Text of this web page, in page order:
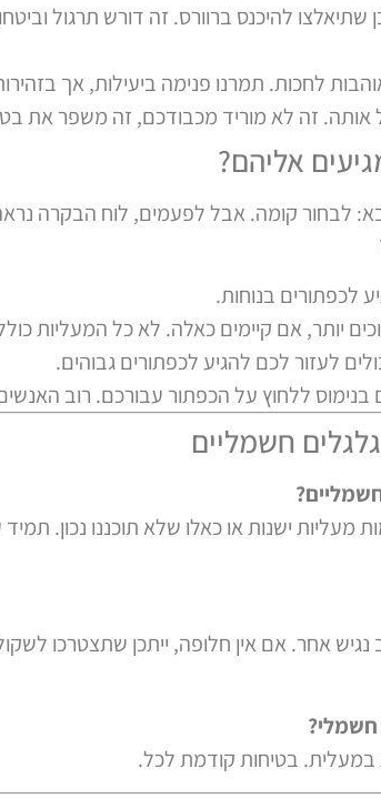
להיכנס ברוורס. זה דורש תרגול
לחכות. תמרנו פנימה ביעילות, אך
זה לא מוריד מכבודכם, זה משפר את
אליהם?
קומה. אבל לפעמים, לוח הבקרה נראה
לכפתורים בנוחות.
יותר, אם קיימים כאלה. לא כל המעליות
לעזור לכם להגיע לכפתורים גבוהים.
ללחוץ על הכפתור עבורכם. רוב
חשמליים
מעליות ישנות או כאלו שלא תוכננו נכון.
אחר. אם אין חלופה, ייתכן שתצטרכו
בטיחות קודמת לכל.